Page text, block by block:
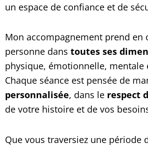
un espace de confiance et de
Mon accompagnement prend en
personne dans toutes ses
physique, émotionnelle, mentale
Chaque séance est pensée de
personnalisée, dans le respect
de votre histoire et de vos
Que vous traversiez une période